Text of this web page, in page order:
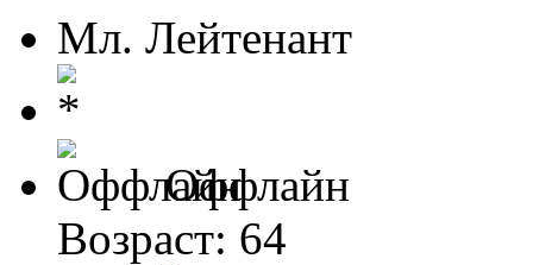
Мл. Лейтенант
Оффлайн
Возраст: 64